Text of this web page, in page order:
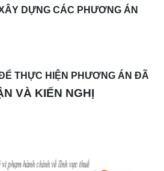
DỰNG CÁC PHƯƠNG ÁN
THỰC HIỆN PHƯƠNG ÁN ĐÃ
VÀ KIẾN NGHỊ